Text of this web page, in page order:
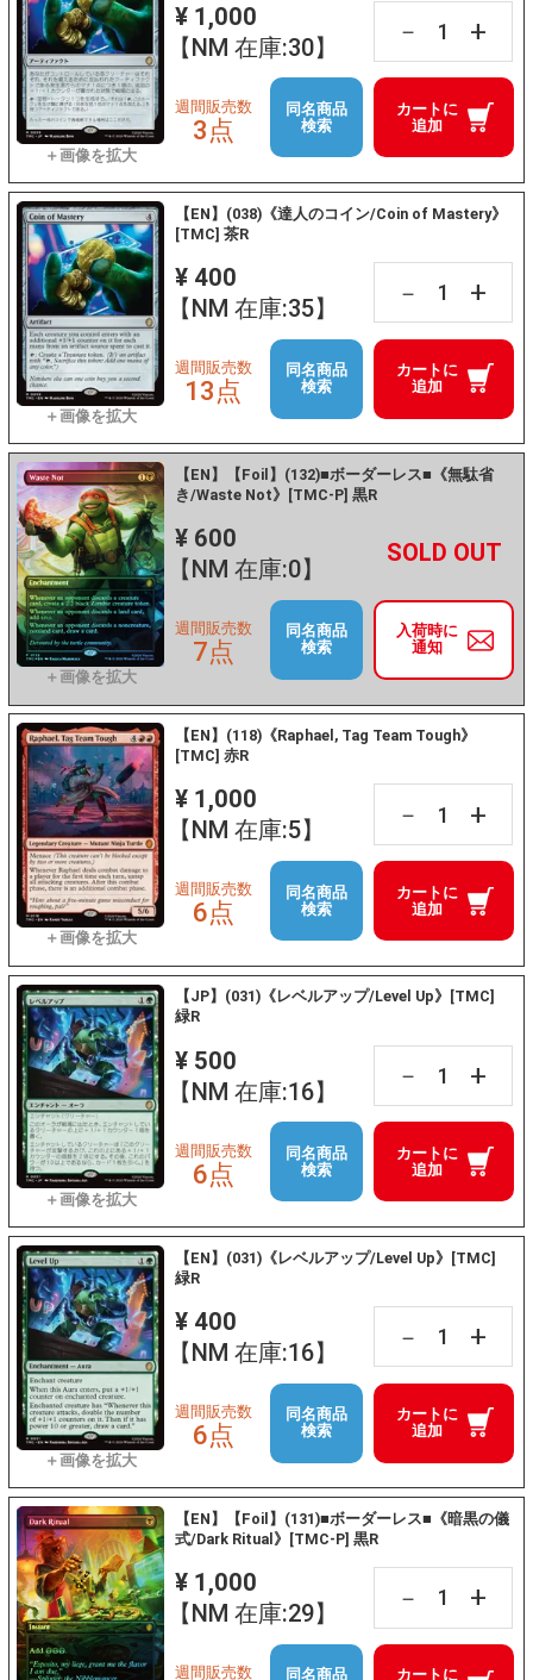
¥ 1,000
【NM 在庫:30】
－ +
カートに
追加
週間販売数
3点
同名商品
検索
【EN】(038)《達人のコイン/Coin of Mastery》
[TMC] 茶R
¥ 400
【NM 在庫:35】
－ +
カートに
追加
週間販売数
13点
同名商品
検索
【EN】【Foil】(132)■ボーダーレス■《無駄省
き/Waste Not》[TMC-P] 黒R
¥ 600
【NM 在庫:0】
－ +
入荷時に
通知
週間販売数
7点
同名商品
検索
【EN】(118)《Raphael, Tag Team Tough》
[TMC] 赤R
¥ 1,000
【NM 在庫:5】
－ +
カートに
追加
週間販売数
6点
同名商品
検索
【JP】(031)《レベルアップ/Level Up》[TMC]
緑R
¥ 500
【NM 在庫:16】
－ +
カートに
追加
週間販売数
6点
同名商品
検索
【EN】(031)《レベルアップ/Level Up》[TMC]
緑R
¥ 400
【NM 在庫:16】
－ +
カートに
追加
週間販売数
6点
同名商品
検索
【EN】【Foil】(131)■ボーダーレス■《暗黒の儀
式/Dark Ritual》[TMC-P] 黒R
¥ 1,000
【NM 在庫:29】
－ +
カートに
週間販売数 同名商品